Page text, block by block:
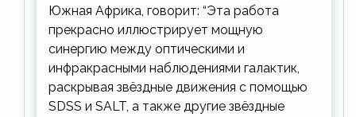
Южная Африка, говорит: “Эта работа
прекрасно иллюстрирует мощную
синергию между оптическими и
инфракрасными наблюдениями галактик,
раскрывая звёздные движения с помощью
SDSS и SALT, а также другие звёздные